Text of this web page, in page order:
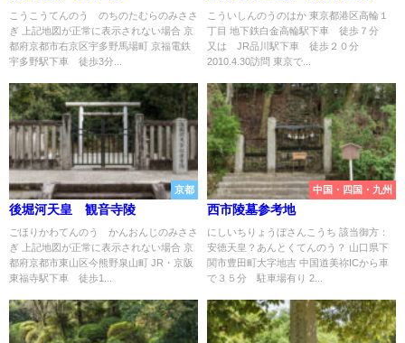
こうこうてんのう のちのたむらのみささ
ぎ 上記地図が正常に表示されない場合 京
都府京都市右京区宇多野馬場町 京福電鉄
宇多野駅下車 徒歩3分...
こういしんのうのはか 東京都港区高輪１
丁目 地下鉄白金高輪駅下車 徒歩７分
又は JR品川駅下車 徒歩２０分
2010.4.30訪問 東京で...
京都
後堀河天皇 観音寺陵
ごほりかわてんのう かんおんじのみささ
ぎ 上記地図が正常に表示されない場合 京
都府京都市東山区今熊野泉山町 JR・京阪
東福寺駅下車 徒歩1...
中国・四国・九州
西市陵墓参考地
にしいちりょうぼさんこうち 該当御方：
安徳天皇？あんとくてんのう？ 山口県下
関市豊田町大字地吉 中国道美祢ICから車
で３５分 駐車場有り 2...